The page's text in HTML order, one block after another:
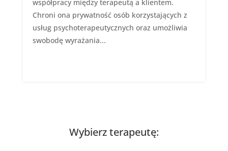
współpracy między terapeutą a klientem.
Chroni ona prywatność osób korzystających z
usług psychoterapeutycznych oraz umożliwia
swobodę wyrażania...
Wybierz terapeutę: